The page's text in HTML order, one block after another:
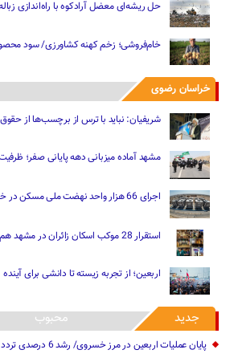
حل ریشه‌ای معضل آرادکوه با راه‌اندازی
خام‌فروشی؛ زخم کهنه کشاورزی/ سود
خراسان رضوی
شریفیان: نباید با ترس از برچسب‌ها از
مشهد آماده میزبانی دهه پایانی صفر؛ ظرفیت اسکان 1.2
اجرای 66 هزار واحد نهضت ملی مسکن در خراسان رضوی
استقرار 28 موکب اسکان زائران در مشهد هم زمان با دهه پایانی صفر
اربعین؛ از تجربه زیسته تا دانشی برای آینده
جدید محبوب
پایان عملیات اربعین در مرز خسروی/ رشد 6 درصدی تردد زائران